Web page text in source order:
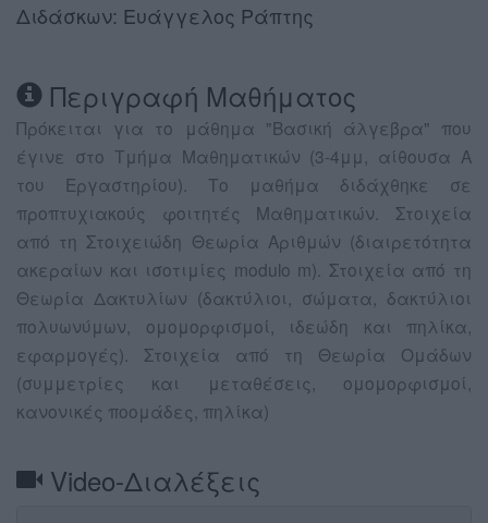
Διδάσκων: Ευάγγελος Ράπτης
Περιγραφή Μαθήματος
Πρόκειται για το μάθημα "Βασική άλγεβρα" που
έγινε στο Τμήμα Μαθηματικών (3-4μμ, αίθουσα Α
του Εργαστηρίου). Το μαθήμα διδάχθηκε σε
προπτυχιακούς φοιτητές Μαθηματικών. Στοιχεία
από τη Στοιχειώδη Θεωρία Αριθμών (διαιρετότητα
ακεραίων και ισοτιμίες modulo m). Στοιχεία από τη
Θεωρία Δακτυλίων (δακτύλιοι, σώματα, δακτύλιοι
πολυωνύμων, ομομορφισμοί, ιδεώδη και πηλίκα,
εφαρμογές). Στοιχεία από τη Θεωρία Ομάδων
(συμμετρίες και μεταθέσεις, ομομορφισμοί,
κανονικές ποομάδες, πηλίκα)
Video-Διαλέξεις